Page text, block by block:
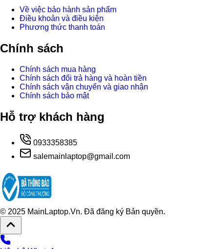
Về việc bảo hành sản phẩm
Điều khoản và điều kiện
Phương thức thanh toán
Chính sách
Chính sách mua hàng
Chính sách đổi trả hàng và hoàn tiền
Chính sách vận chuyển và giao nhận
Chính sách bảo mật
Hỗ trợ khách hàng
0933358385
salemainlaptop@gmail.com
© 2025 MainLaptop.Vn. Đã đăng ký Bản quyền.